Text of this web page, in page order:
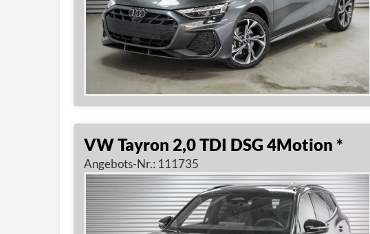
VW Tayron 2,0 TDI DSG 4Motion *
Angebots-Nr.: 111735